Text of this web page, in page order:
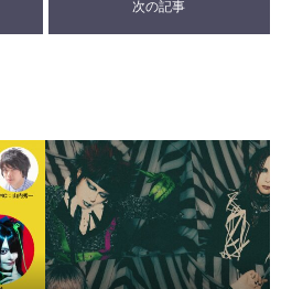
次の記事